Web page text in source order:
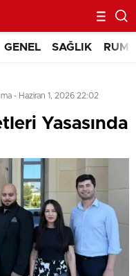
GENEL SAĞLIK RUM
- Haziran 1, 2026 22:02
Yasasında